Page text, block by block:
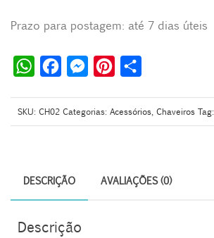
Prazo para postagem: até 7 dias úteis
W
a
t
c
e
o
M
s
s
n
t
a
r
SKU: CH02 Categorias: Acessórios, Chaveiros Tag:
DESCRIÇÃO AVALIAÇÕES (0)
Descrição